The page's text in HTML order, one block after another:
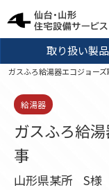
取り扱い製品
ガスふろ給湯器エコジョー
給湯器
ガスふろ給
事
山形県某所 S様